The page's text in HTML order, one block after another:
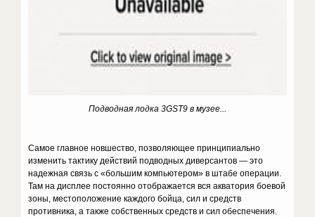
Подводная лодка 3GST9 в музее...
Самое главное новшество, позволяющее принципиально
изменить тактику действий подводных диверсантов — это
надежная связь с «большим компьютером» в штабе операции.
Там на дисплее постоян­но отображается вся акватория боевой
зоны, местоположение каж­дого бойца, сил и средств
противника, а также собственных средств и сил обеспечения.